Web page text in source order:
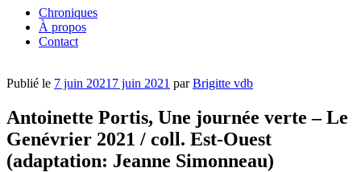
Chroniques
À propos
Contact
Publié le 7 juin 2021 7 juin 2021 parBrigitte vdb
Antoinette Portis, Une journée verte – Le
Genévrier 2021 / coll. Est-Ouest
(adaptation: Jeanne Simonneau)